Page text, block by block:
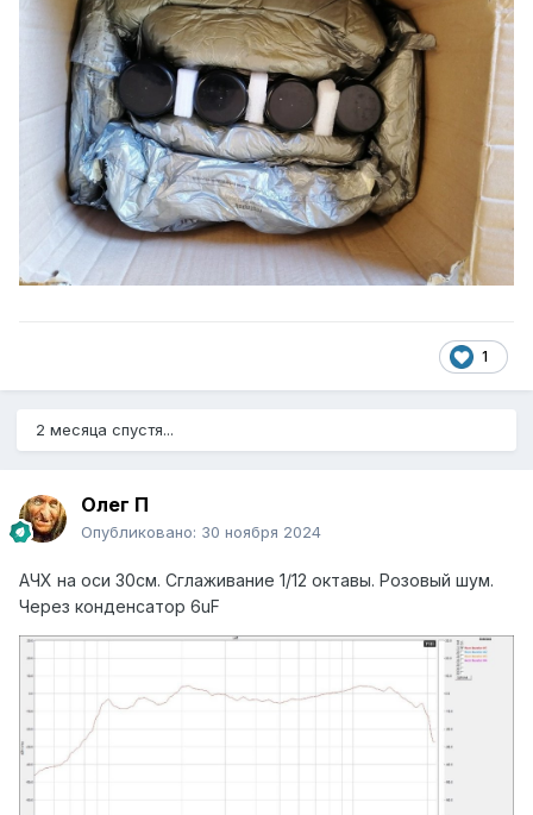
1
2 месяца спустя...
Олег П
Опубликовано: 30 ноября 2024
АЧХ на оси 30см. Сглаживание 1/12 октавы. Розовый шум.
Через конденсатор 6uF